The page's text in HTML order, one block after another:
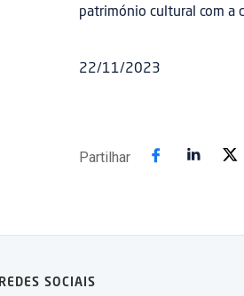
património cultural com a
22/11/2023
Partilhar
REDES SOCIAIS